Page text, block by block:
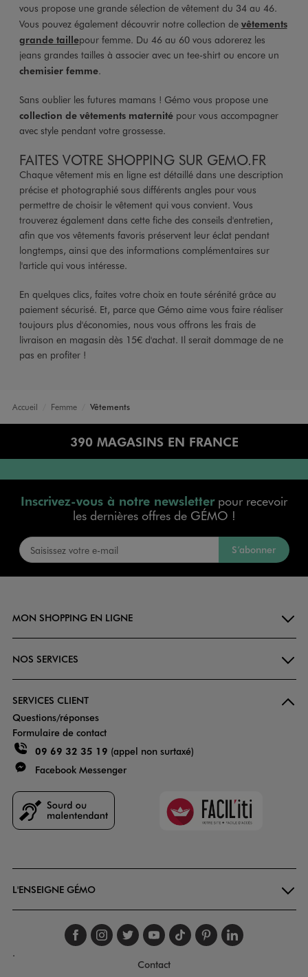
vous propose une grande sélection de vêtement du 34 au 46.
Vous pouvez également découvrir notre collection de vêtements
grande taillepour femme. Du 46 au 60 vous adorerez les
jeans grandes tailles à associer avec un tee-shirt ou encore un
chemisier femme.
Sans oublier les futures mamans ! Gémo vous propose une
collection de vêtements maternitépour vous accompagner
avec style pendant votre grossesse.
FAITES VOTRE SHOPPING SUR GEMO.FR
Chaque vêtement mis en ligne est détaillé dans une description
précise et photographié sous différents angles pour vous
permettre de choisir le vêtement qui vous convient. Vous
trouverez également dans cette fiche des conseils d'entretien,
afin que vos vêtements favoris préservent leur éclat pendant
longtemps, ainsi que des informations complémentaires sur
l'article qui vous intéresse.
En quelques clics, faites votre choix en toute sérénité grâce au
paiement sécurisé. Et, parce que Gémo aime vous faire réaliser
toujours plus d'économies, nous vous offrons les frais de
livraison en magasin dès 15€ d'achat. Il serait dommage de ne
pas en profiter !
Accueil Femme Vêtements
390 MAGASINS EN FRANCE
Inscrivez-vous à notre newsletterpour recevoir
les dernières offres de GÉMO !
S’abonner
MON SHOPPING EN LIGNE
NOS SERVICES
SERVICES CLIENT
Questions/réponses
Formulaire de contact
09 69 32 35 19 (appel non surtaxé)
Facebook Messenger
Faciliti
L'ENSEIGNE GÉMO
Suivez-nous sur
Suivez-nous sur
Suivez-nous sur
Suivez-nous
Suivez-nous
Suivez-
.
Contact